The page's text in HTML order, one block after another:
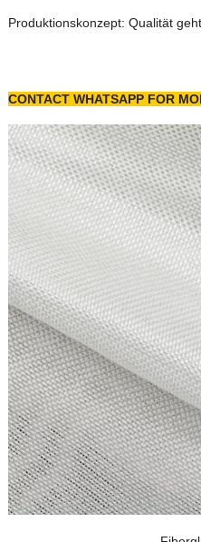
Produktionskonzept: Qualität
CONTACT WHATSAPP FOR